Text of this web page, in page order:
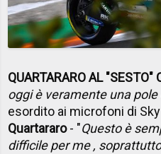
QUARTARARO AL "SESTO"
oggi è veramente una
esordito ai microfoni di
Quartararo- "Questo è
difficile per me ,